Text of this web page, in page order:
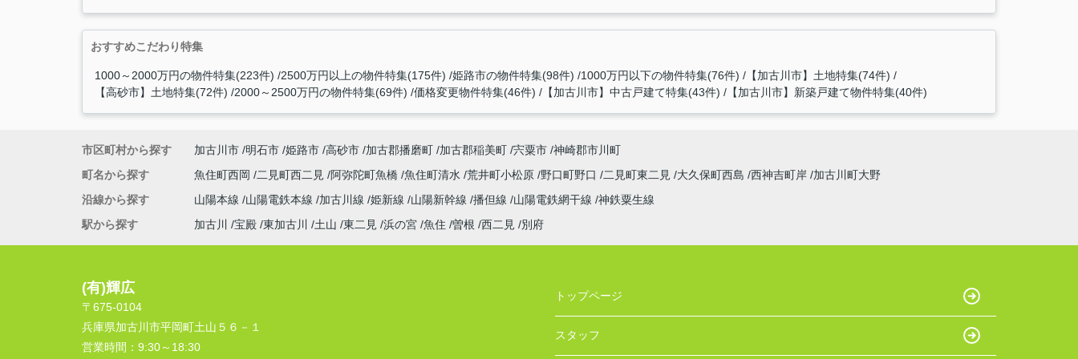
おすすめこだわり特集
1000～2000万円の物件特集(223件) 2500万円以上の物件特集(175件) 姫路市の物件特集(98件) 1000万円以下の物件特集(76件)
【加古川市】土地特集(74件)
【高砂市】土地特集(72件)
2000～2500万円の物件特集(69件) 価格変更物件特集(46件) 【加古川市】中古戸建て特集(43件) 【加古川市】新築戸建て物件特集(40件)
市区町村から探す 加古川市 明石市 姫路市 高砂市 加古郡播磨町 加古郡稲美町 宍粟市 神崎郡市川町
町名から探す
魚住町西岡 二見町西二見 阿弥陀町魚橋 魚住町清水 荒井町小松原 野口町野口 二見町東二見 大久保町西島 西神吉町岸 加古川町大野
沿線から探す
山陽本線 山陽電鉄本線 加古川線 姫新線 山陽新幹線 播但線 山陽電鉄網干線 神鉄粟生線
駅から探す
加古川 宝殿 東加古川 土山 東二見 浜の宮 魚住 曽根 西二見 別府
(有)輝広
〒675-0104
兵庫県加古川市平岡町土山５６－１
営業時間： 9:30～18:30
トップページ
スタッフ